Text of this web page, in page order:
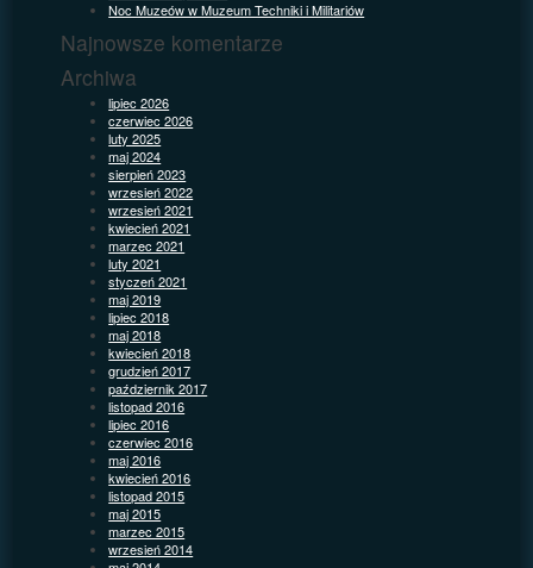
Noc Muzeów w Muzeum Techniki i Militariów
Najnowsze komentarze
Archiwa
lipiec 2026
czerwiec 2026
luty 2025
maj 2024
sierpień 2023
wrzesień 2022
wrzesień 2021
kwiecień 2021
marzec 2021
luty 2021
styczeń 2021
maj 2019
lipiec 2018
maj 2018
kwiecień 2018
grudzień 2017
październik 2017
listopad 2016
lipiec 2016
czerwiec 2016
maj 2016
kwiecień 2016
listopad 2015
maj 2015
marzec 2015
wrzesień 2014